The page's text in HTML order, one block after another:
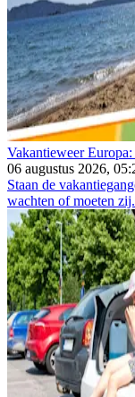
Vakantieweer
06 augustus 2026,
Staan de
wachten of moeten